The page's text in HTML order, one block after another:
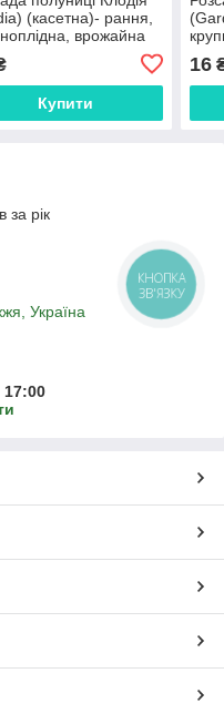
(касетна)- рання,
врожайна
Купити
16
за рік
Україна
17:00
КНОПКА
ЗВ'ЯЗКУ